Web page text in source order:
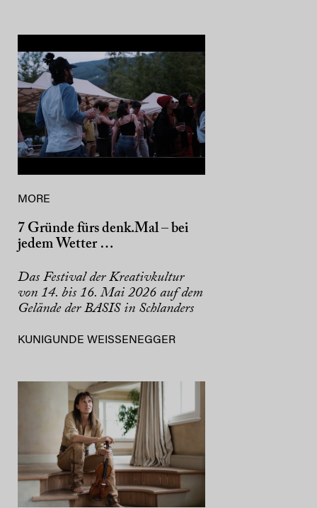
MORE
7 Gründe fürs denk.Mal – bei
jedem Wetter …
Das Festival der Kreativkultur
von 14. bis 16. Mai 2026 auf dem
Gelände der BASIS in Schlanders
KUNIGUNDE WEISSENEGGER